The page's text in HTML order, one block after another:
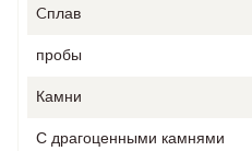
Cплав
пробы
Камни
С драгоценными камнями